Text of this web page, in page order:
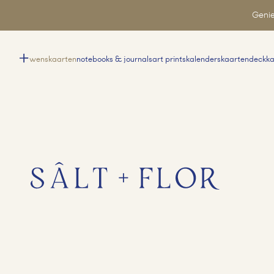
wenskaartennotebooks & journalsart printskalenderskaartendeck